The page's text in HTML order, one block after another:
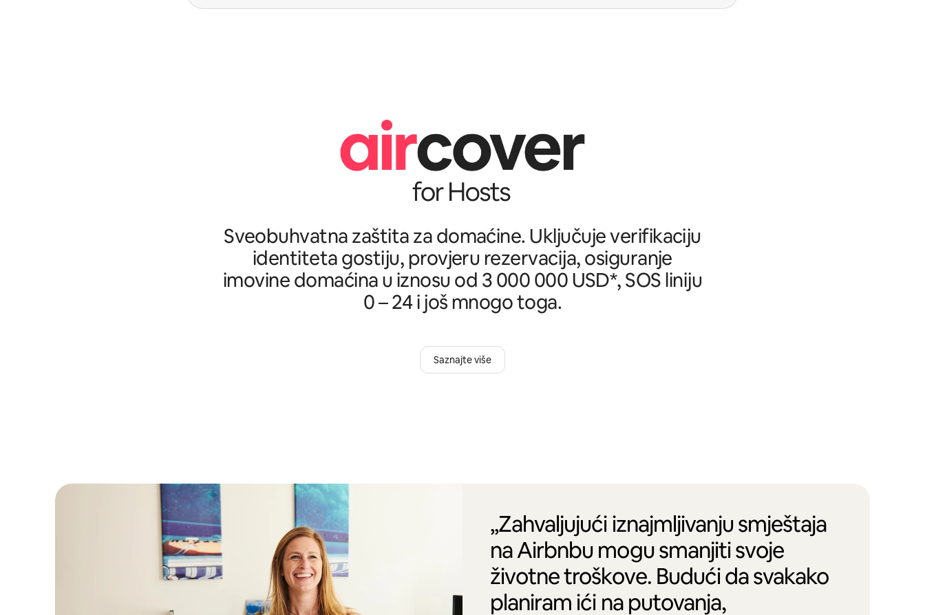
Sveobuhvatna zaštita za domaćine. Uključuje verifikaciju
identiteta gostiju, provjeru rezervacija, osiguranje
imovine domaćina u iznosu od 3 000 000 USD*, SOS liniju
0 – 24 i još mnogo toga.
Saznajte više
„Zahvaljujući iznajmljivanju smještaja
na Airbnbu mogu smanjiti svoje
životne troškove. Budući da svakako
planiram ići na putovanja,